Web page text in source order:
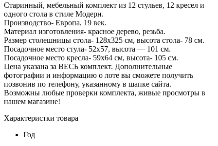
Старинный, мебельный комплект из 12 стульев, 12 кресел и
одного стола в стиле Модерн.
Производство- Европа, 19 век.
Материал изготовления- красное дерево, резьба.
Размер столешницы стола- 128х325 см, высота стола- 78 см.
Посадочное место стула- 52х57, высота — 101 см.
Посадочное место кресла- 59х64 см, высота- 105 см.
Цена указана за ВЕСЬ комплект. Дополнительные
фотографии и информацию о лоте вы сможете получить
позвонив по телефону, указанному в шапке сайта.
Возможны любые проверки комплекта, живые просмотры в
нашем магазине!
Характеристки товара
Год